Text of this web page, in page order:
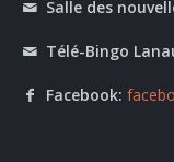
Salle des
Télé-Bingo
Facebook: